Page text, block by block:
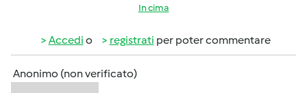
In cima
Accedi o registrati per poter commentare
Anonimo (non verificato)